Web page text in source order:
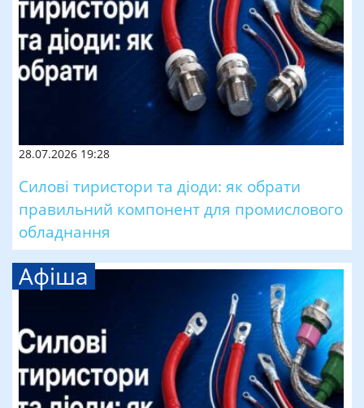
28.07.2026 19:28
Силові тиристори та діоди: як обрати
правильний компонент для промислового
обладнання
Афіша